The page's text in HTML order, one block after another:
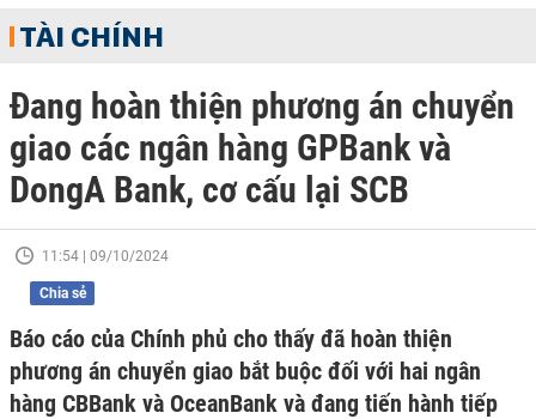
TÀI CHÍNH
Đang hoàn thiện phương án chuyển
giao các ngân hàng GPBank và
DongA Bank, cơ cấu lại SCB
11:54 | 09/10/2024
Chia sẻ
Báo cáo của Chính phủ cho thấy đã hoàn thiện
phương án chuyển giao bắt buộc đối với hai ngân
hàng CBBank và OceanBank và đang tiến hành tiếp